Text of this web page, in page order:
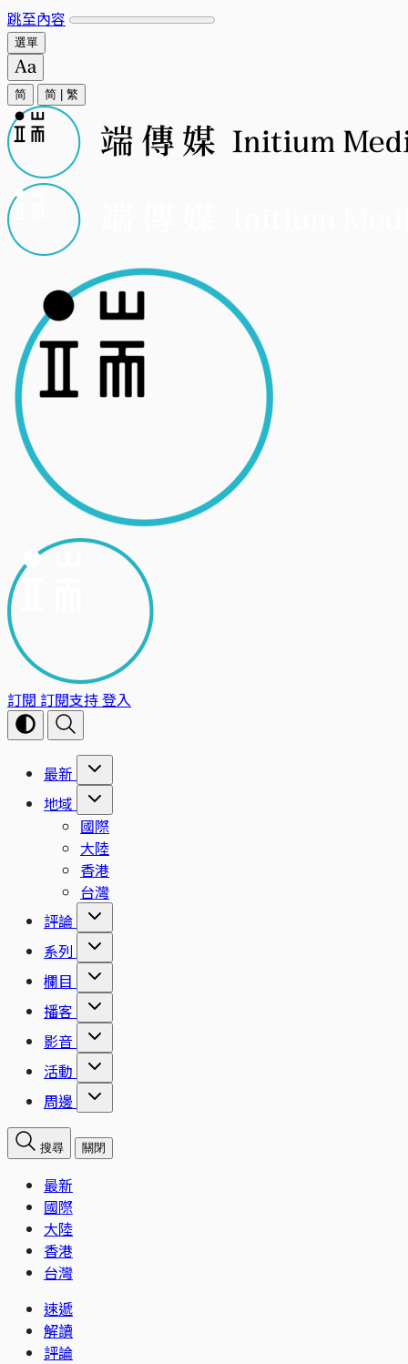
跳至內容
選單
简 简 繁
訂閱 訂閱支持登入
最新
地域
國際
大陸
香港
台灣
評論
系列
欄目
播客
影音
活動
周邊
搜尋 關閉
最新
國際
大陸
香港
台灣
速遞
解讀
評論